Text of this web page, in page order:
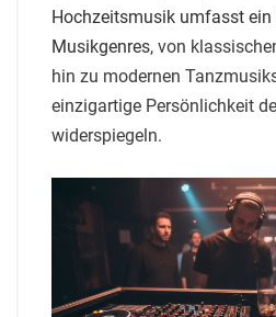
Hochzeitsmusik umfasst ein
Musikgenres, von
hin zu modernen
einzigartige Persönlichkeit
widerspiegeln.